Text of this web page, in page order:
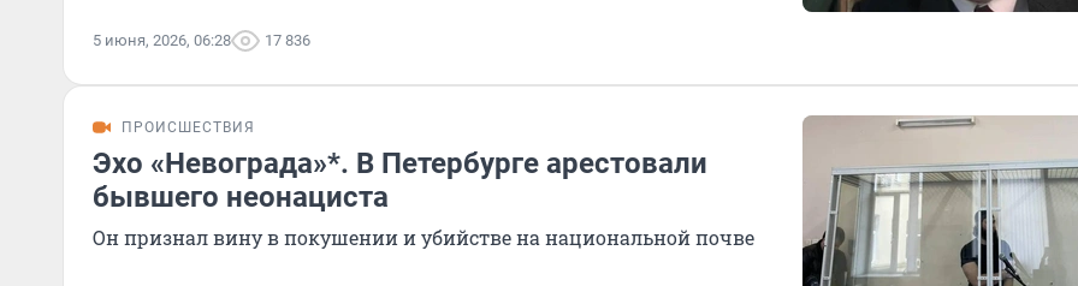
5 июня, 2026, 06:28 17 836
ПРОИСШЕСТВИЯ
Эхо «Невограда»*. В Петербурге арестовали
бывшего неонациста
Он признал вину в покушении и убийстве на национальной почве